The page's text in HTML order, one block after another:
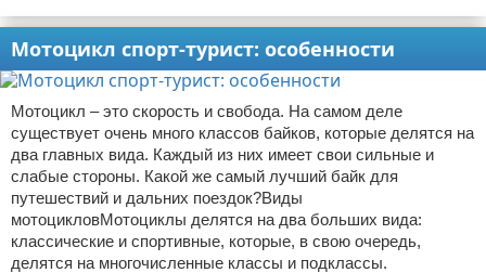
Мотоцикл спорт-турист: особенности
Мотоцикл – это скорость и свобода. На самом деле
существует очень много классов байков, которые делятся на
два главных вида. Каждый из них имеет свои сильные и
слабые стороны. Какой же самый лучший байк для
путешествий и дальних поездок?Виды
мотоцикловМотоциклы делятся на два больших вида:
классические и спортивные, которые, в свою очередь,
делятся на многочисленные классы и подклассы.